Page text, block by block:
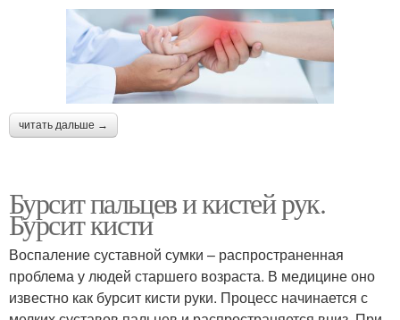
читать дальше →
Бурсит пальцев и кистей рук.
Бурсит кисти
Воспаление суставной сумки – распространенная
проблема у людей старшего возраста. В медицине оно
известно как бурсит кисти руки. Процесс начинается с